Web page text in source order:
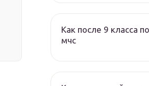
Как после 9 класса
мчс